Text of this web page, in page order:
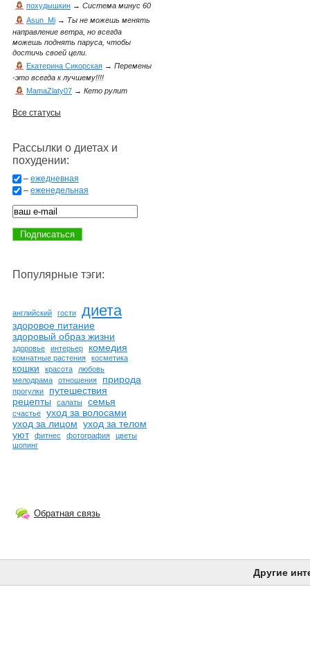
похудышкин → Система минус 60
Asun_Mi → Ты не можешь менять
направление ветра, но всегда
можешь поднять паруса, чтобы
достичь своей цели.
Екатерина Сикорская → Перемены
-это всегда к лучшему!!!!
MamaZlaty07 → Кето рулит
Все статусы
Рассылки о диетах и
похудении:
– ежедневная
– еженедельная
Популярные тэги:
английский гости диета
здоровое питание
здоровый образ жизни
здоровье интерьер комедия
комнатные растения косметика
кошки красота
любовь
мелодрама
отношения природа
прогулки
путешествия
рецепты
салаты семья
счастье
уход за волосами
уход за лицом уход за телом
уют
фитнес фотография
цветы
шопинг
Обратная связь
Другие